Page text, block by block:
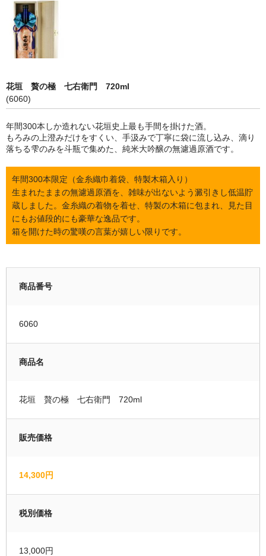
季節商品
蔵元紹介
南部酒造場 [花垣]
鳥屋酒造 [池月]
瀬頭酒造 [東長]
安福又四郎商店 [大黒正宗]
祁答院蒸留所 [日は昇る]
運営者情報
マイページ
カートの中を見る
花垣 贅の極 七右衛門 720ml
(6060)
年間300本しか造れない花垣史上最も手間を掛けた酒。
もろみの上澄みだけをすくい、手汲みで丁寧に袋に流し込み、滴り
落ちる雫のみを斗瓶で集めた、純米大吟醸の無濾過原酒です。
年間300本限定（金糸織巾着袋、特製木箱入り）
生まれたままの無濾過原酒を、雑味が出ないよう澱引きし低温貯
蔵しました。金糸織の着物を着せ、特製の木箱に包まれ、見た目
にもお値段的にも豪華な逸品です。
箱を開けた時の驚嘆の言葉が嬉しい限りです。
商品番号
6060
商品名
花垣 贅の極 七右衛門 720ml
販売価格
14,300円
税別価格
13,000円